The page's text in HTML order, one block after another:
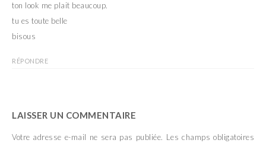
ton look me plait beaucoup.
tu es toute belle
bisous
RÉPONDRE
LAISSER UN COMMENTAIRE
Votre adresse e-mail ne sera pas publiée. Les champs obligatoires